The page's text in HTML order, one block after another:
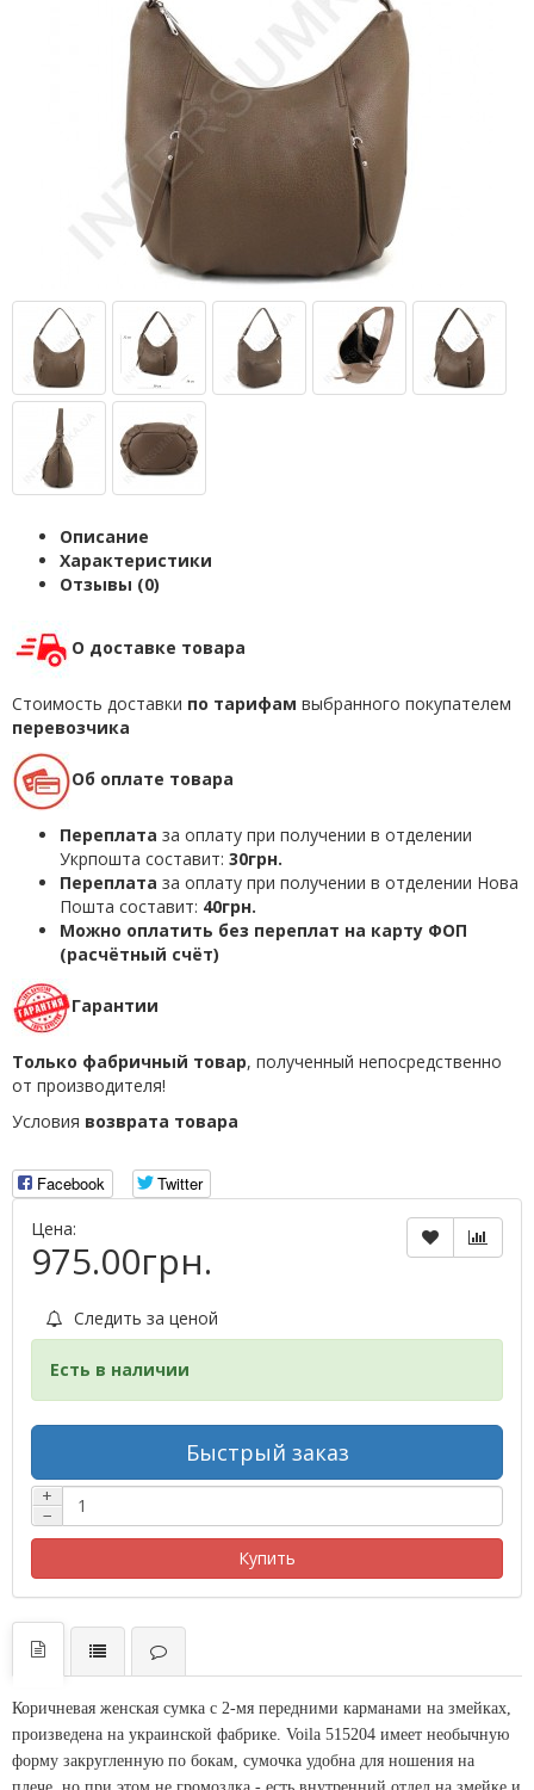
Описание
Характеристики
Отзывы (0)
О доставке товара
Стоимость доставки по тарифам выбранного покупателем
перевозчика
Об оплате товара
Переплата за оплату при получении в отделении
Укрпошта составит: 30грн.
Переплата за оплату при получении в отделении Нова
Пошта составит: 40грн.
Можно оплатить без переплат на карту ФОП
(расчётный счёт)
Гарантии
Только фабричный товар, полученный непосредственно
от производителя!
Условия возврата товара
Facebook
Twitter
Цена:
975.00грн.
Следить за ценой
Есть в наличии
Быстрый заказ
+
−
Купить
Коричневая женская сумка с 2-мя передними карманами на змейках,
произведена на украинской фабрике. Voila 515204 имеет необычную
форму закругленную по бокам, сумочка удобна для ношения на